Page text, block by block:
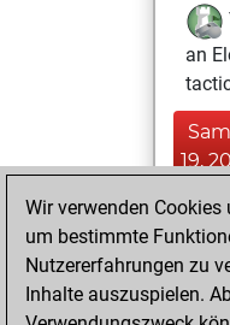
an
19,
blitz
=0 -
Wir verwenden
um bestimmte
Nutzererfahrungen zu
Inhalte auszuspielen.